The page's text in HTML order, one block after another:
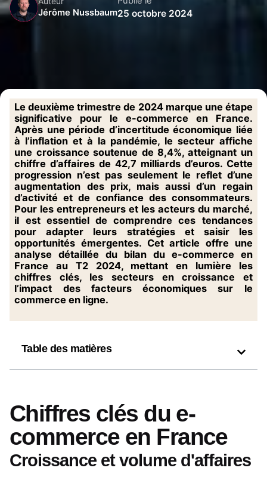
Jérôme Nussbaum25 octobre 2024
Le deuxième trimestre de 2024 marque une étape
significative pour le e-commerce en France.
Après une période d’incertitude économique liée
à l’inflation et à la pandémie, le secteur affiche
une croissance soutenue de 8,4%, atteignant un
chiffre d’affaires de 42,7 milliards d’euros. Cette
progression n’est pas seulement le reflet d’une
augmentation des prix, mais aussi d’un regain
d’activité et de confiance des consommateurs.
Pour les entrepreneurs et les acteurs du marché,
il est essentiel de comprendre ces tendances
pour adapter leurs stratégies et saisir les
opportunités émergentes. Cet article offre une
analyse détaillée du bilan du e-commerce en
France au T2 2024, mettant en lumière les
chiffres clés, les secteurs en croissance et
l’impact des facteurs économiques sur le
commerce en ligne.
Table des matières
Chiffres clés du e-
commerce en France
Croissance et volume d'affaires